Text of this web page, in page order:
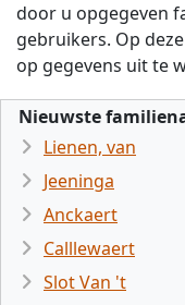
door u opgegeven
gebruikers. Op
op gegevens uit te
Nieuwste
Lienen, van
Jeeninga
Anckaert
Calllewaert
Slot Van 't